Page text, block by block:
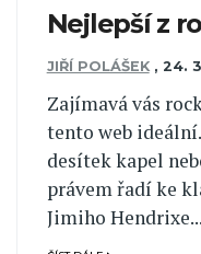
Nejlepší z
JIŘÍ POLÁŠEK , 24.
Zajímavá vás
tento web
desítek kapel
právem řadí ke
Jimiho Hendrixe...